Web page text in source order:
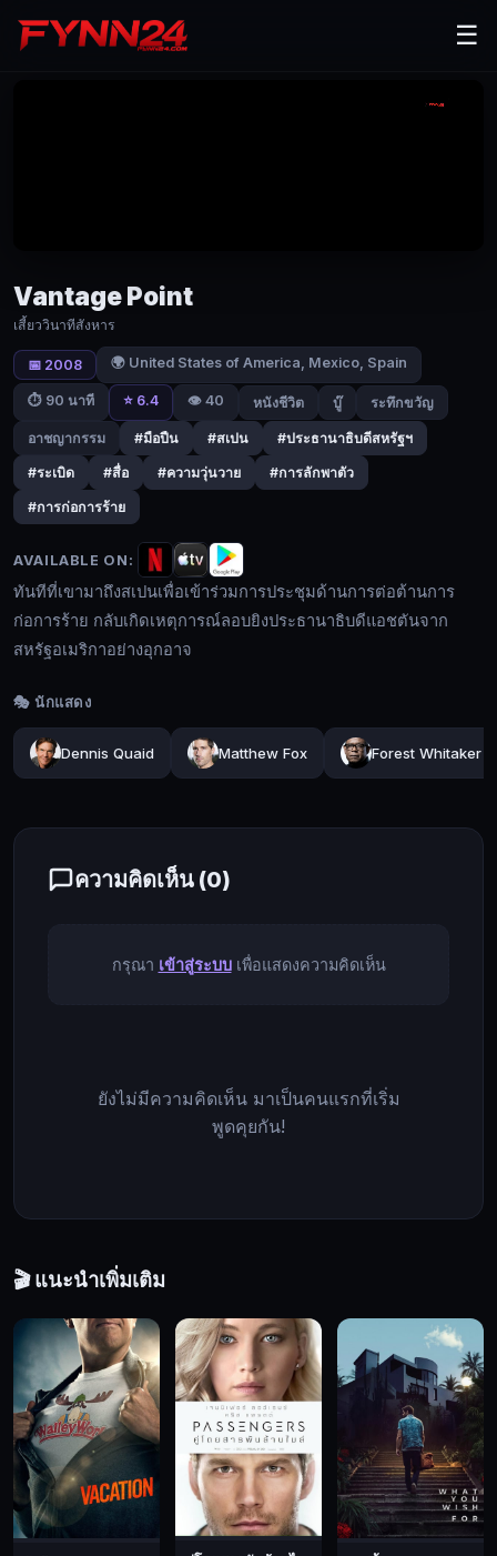
☰
🔍
🔓
เข้า
ระบบ
Vantage
Point
ทันที
เขา
มา
ถึง
สเปน
เข้า
ร่วม
การ
ประชุม
ด้าน
ต้าน
ก่อการ
ร้าย
เกิด
วินาที
หนัง
ชีวิต,
บู๊,
ระทึก
ขวัญ,
อาชญากรรม,
2008
Vantage Point
เสี้ยววินาทีสังหาร
📅 2008 🌍 United States of America, Mexico, Spain
⏱ 90 นาที ⭐ 6.4 👁️ 40 หนังชีวิต บู๊ ระทึกขวัญ
อาชญากรรม #มือปืน #สเปน #ประธานาธิบดีสหรัฐฯ
#ระเบิด #สื่อ #ความวุ่นวาย #การลักพาตัว
#การก่อการร้าย
AVAILABLE ON:
ทันทีที่เขามาถึงสเปนเพื่อเข้าร่วมการประชุมด้านการต่อต้านการ
ก่อการร้าย กลับเกิดเหตุการณ์ลอบยิงประธานาธิบดีแอชตันจาก
สหรัฐอเมริกาอย่างอุกอาจ
🎭 นักแสดง
Dennis Quaid Matthew Fox Forest Whitaker
ความคิดเห็น (0)
กรุณา เข้าสู่ระบบเพื่อแสดงความคิดเห็น
ยังไม่มีความคิดเห็น มาเป็นคนแรกที่เริ่ม
พูดคุยกัน!
🎬 แนะนำเพิ่มเติม